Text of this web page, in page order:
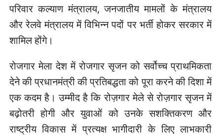
परिवार कल्याण मंत्रालय, जनजातीय मामलों के मंत्रालय
और रेलवे मंत्रालय में विभिन्न पदों पर भर्ती होकर सरकार में
शामिल होंगे।
रोजगार मेला देश में रोजगार सृजन को सर्वोच्च प्राथमिकता
देने की प्रधानमंत्री की प्रतिबद्धता को पूरा करने की दिशा में
एक कदम है। उम्मीद है कि रोज़गार मेले से रोज़गार सृजन में
बढ़ोतरी होगी और युवाओं को उनके सशक्तिकरण और
राष्ट्रीय विकास में प्रत्यक्ष भागीदारी के लिए लाभकारी